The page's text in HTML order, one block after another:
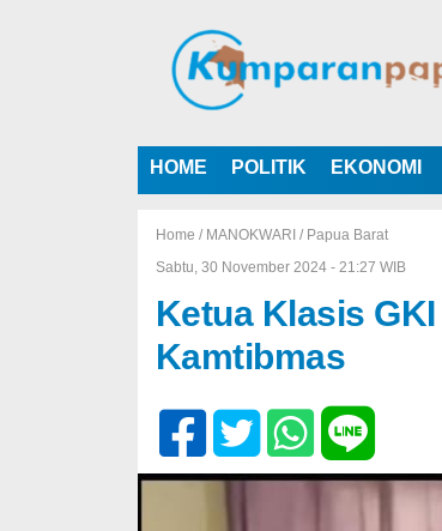
HOME POLITIK EKONOMI
Home / MANOKWARI / Papua Barat
Sabtu, 30 November 2024 - 21:27 WIB
Ketua Klasis
Kamtibmas